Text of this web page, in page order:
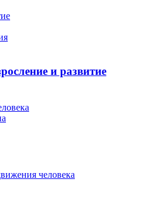
и развитие
человека